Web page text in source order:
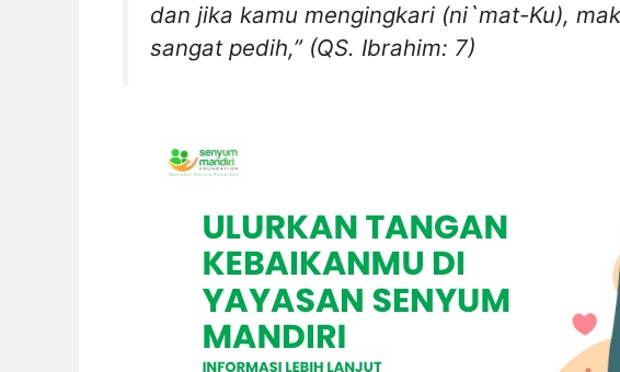
dan jika kamu mengingkari (ni`mat-Ku),
sangat pedih,” (QS. Ibrahim: 7)